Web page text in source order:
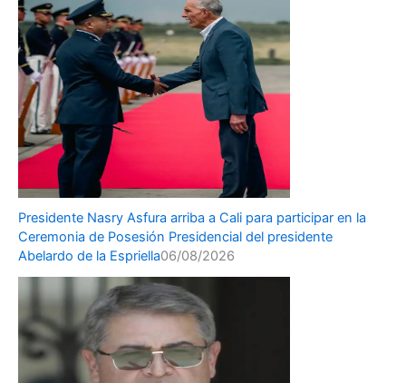
Presidente Nasry Asfura arriba a Cali para participar en la
Ceremonia de Posesión Presidencial del presidente
Abelardo de la Espriella06/08/2026